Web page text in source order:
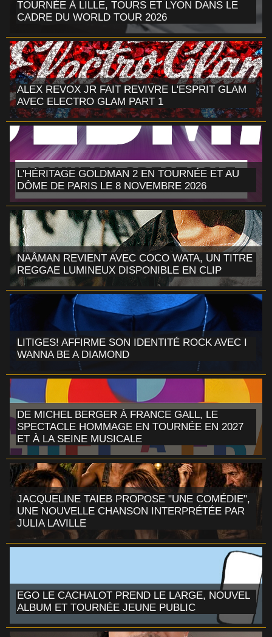
TOURNÉE À LILLE, TOURS ET LYON DANS LE
CADRE DU WORLD TOUR 2026
ALEX REVOX JR FAIT REVIVRE L'ESPRIT GLAM
AVEC ELECTRO GLAM PART 1
L'HÉRITAGE GOLDMAN 2 EN TOURNÉE ET AU
DÔME DE PARIS LE 8 NOVEMBRE 2026
NAÂMAN REVIENT AVEC COCO WATA, UN TITRE
REGGAE LUMINEUX DISPONIBLE EN CLIP
LITIGES! AFFIRME SON IDENTITÉ ROCK AVEC I
WANNA BE A DIAMOND
DE MICHEL BERGER À FRANCE GALL, LE
SPECTACLE HOMMAGE EN TOURNÉE EN 2027
ET À LA SEINE MUSICALE
JACQUELINE TAIEB PROPOSE "UNE COMÉDIE",
UNE NOUVELLE CHANSON INTERPRÉTÉE PAR
JULIA LAVILLE
EGO LE CACHALOT PREND LE LARGE, NOUVEL
ALBUM ET TOURNÉE JEUNE PUBLIC